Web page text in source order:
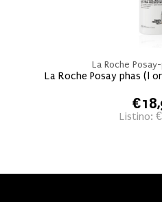
La Roche
La Roche Posay phas (l
Listino: